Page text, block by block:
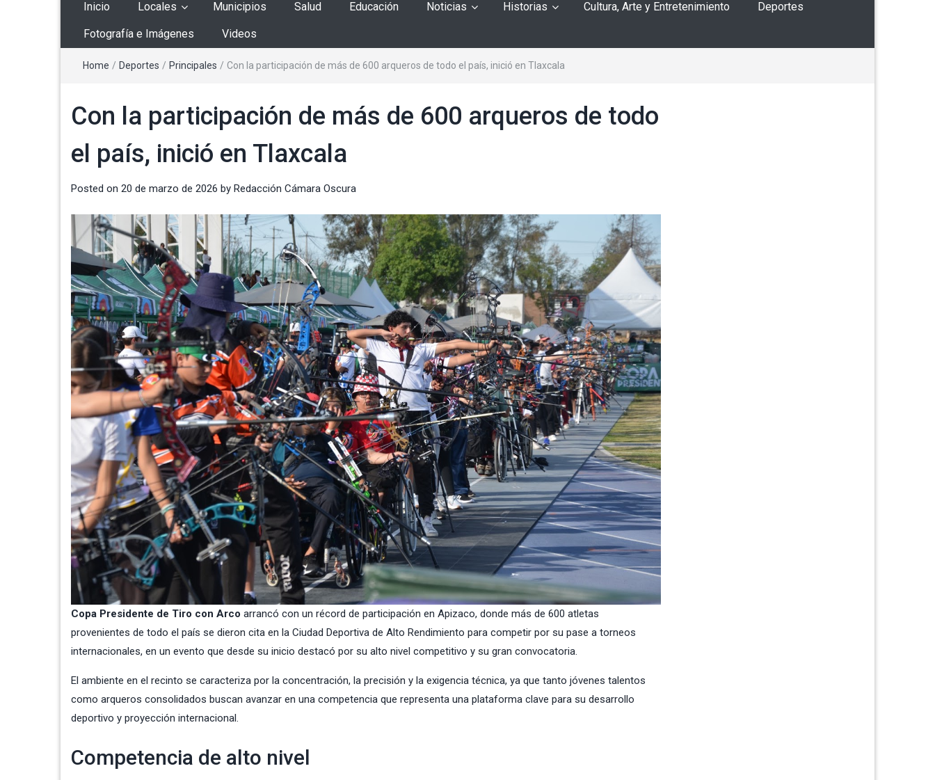
Inicio Locales Municipios Salud Educación Noticias Historias Cultura, Arte y Entretenimiento Deportes
Fotografía e Imágenes Videos
Home / Deportes / Principales / Con la participación de más de 600 arqueros de todo el país, inició en Tlaxcala
Con la participación de más de 600 arqueros de todo
el país, inició en Tlaxcala
Posted on 20 de marzo de 2026 by Redacción Cámara Oscura
Copa Presidente de Tiro con Arco arrancó con un récord de participación en Apizaco, donde más de 600 atletas
provenientes de todo el país se dieron cita en la Ciudad Deportiva de Alto Rendimiento para competir por su pase a torneos
internacionales, en un evento que desde su inicio destacó por su alto nivel competitivo y su gran convocatoria.
El ambiente en el recinto se caracteriza por la concentración, la precisión y la exigencia técnica, ya que tanto jóvenes talentos
como arqueros consolidados buscan avanzar en una competencia que representa una plataforma clave para su desarrollo
deportivo y proyección internacional.
Competencia de alto nivel